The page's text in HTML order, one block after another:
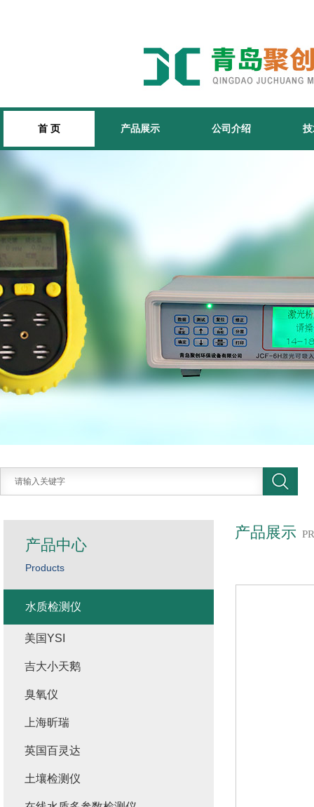
首 页 产品展示 公司介绍
产品展示
产品中心
Products
水质检测仪
美国YSI
吉大小天鹅
臭氧仪
上海昕瑞
英国百灵达
土壤检测仪